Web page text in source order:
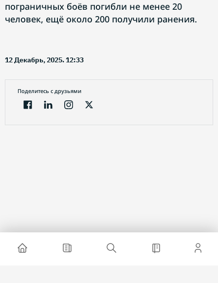
пограничных боёв погибли не менее 20
человек, ещё около 200 получили ранения.
12 Декабрь, 2025. 12:33
Поделитесь с друзьями